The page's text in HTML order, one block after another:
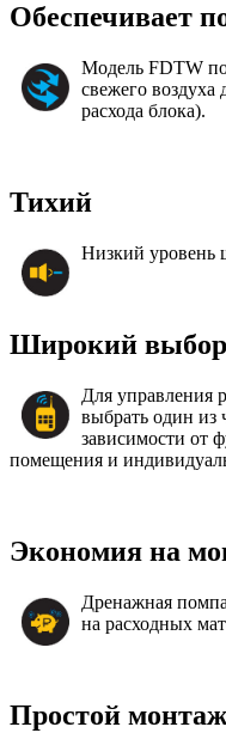
Обеспечивает
Модель FDTW
свежего
расхода блока).
Тихий
Низкий уровень
Широкий выбор
Для управления
выбрать один из
зависимости от
помещения и
Экономия на
Дренажная
на расходных
Простой монтаж